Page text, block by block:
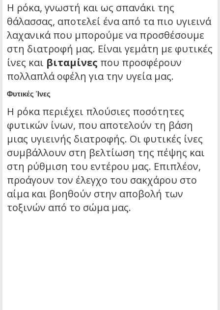
Η ρόκα, γνωστή και ως σπανάκι της
θάλασσας, αποτελεί ένα από τα πιο υγιεινά
λαχανικά που μπορούμε να προσθέσουμε
στη διατροφή μας. Είναι γεμάτη με φυτικές
ίνες και βιταμίνες που προσφέρουν
πολλαπλά οφέλη για την υγεία μας.
Φυτικές Ίνες
Η ρόκα περιέχει πλούσιες ποσότητες
φυτικών ίνων, που αποτελούν τη βάση
μιας υγιεινής διατροφής. Οι φυτικές ίνες
συμβάλλουν στη βελτίωση της πέψης και
στη ρύθμιση του εντέρου μας. Επιπλέον,
προάγουν τον έλεγχο του σακχάρου στο
αίμα και βοηθούν στην αποβολή των
τοξινών από το σώμα μας.